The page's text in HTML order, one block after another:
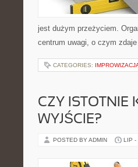
jest dużym przeżyciem.
centrum uwagi, o czym
CATEGORIES:
CZY ISTOTNIE
WYJŚCIE?
POSTED BY ADMIN LIP -